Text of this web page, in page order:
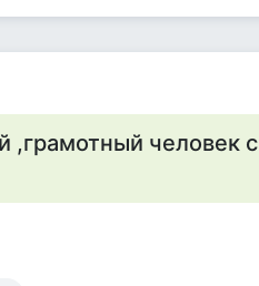
,грамотный человек с